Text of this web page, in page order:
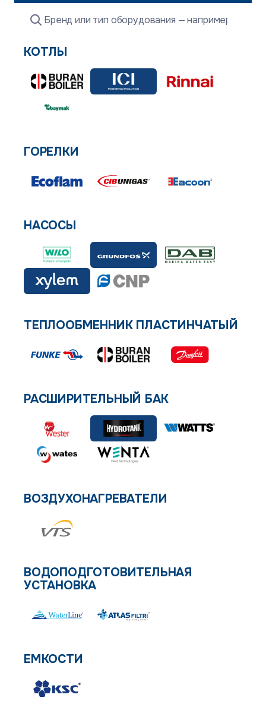
КОТЛЫ
ГОРЕЛКИ
НАСОСЫ
ТЕПЛООБМЕННИК ПЛАСТИНЧАТЫЙ
РАСШИРИТЕЛЬНЫЙ БАК
ВОЗДУХОНАГРЕВАТЕЛИ
ВОДОПОДГОТОВИТЕЛЬНАЯ
УСТАНОВКА
ЕМКОСТИ